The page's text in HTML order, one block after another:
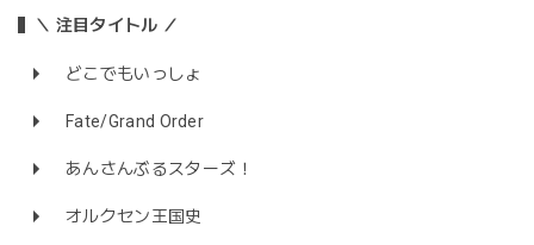
＼ 注目タイトル ／
どこでもいっしょ
Fate/Grand Order
あんさんぶるスターズ！
オルクセン王国史